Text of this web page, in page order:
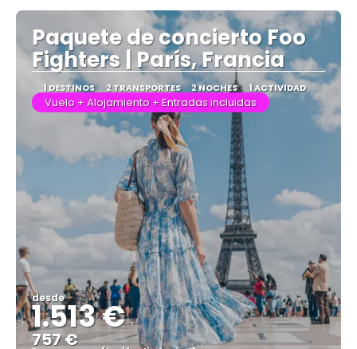
Ver más
Paquete de concierto Foo
Fighters | París, Francia
1 DESTINOS 2 TRANSPORTES 2 NOCHES 1 ACTIVIDAD
Vuelo + Alojamiento + Entradas incluidas
desde
1.513 €
757 €